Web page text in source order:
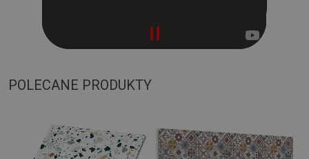
POLECANE PRODUKTY